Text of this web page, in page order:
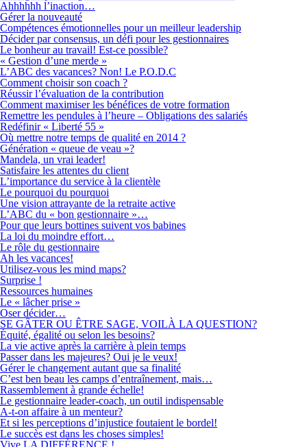
Ahhhhhh l’inaction…
Gérer la nouveauté
Compétences émotionnelles pour un meilleur leadership
Décider par consensus, un défi pour les gestionnaires
Le bonheur au travail! Est-ce possible?
« Gestion d’une merde »
L’ABC des vacances? Non! Le P.O.D.C
Comment choisir son coach ?
Réussir l’évaluation de la contribution
Comment maximiser les bénéfices de votre formation
Remettre les pendules à l’heure – Obligations des salariés
Redéfinir « Liberté 55 »
Où mettre notre temps de qualité en 2014 ?
Génération « queue de veau »?
Mandela, un vrai leader!
Satisfaire les attentes du client
L’importance du service à la clientèle
Le pourquoi du pourquoi
Une vision attrayante de la retraite active
L’ABC du « bon gestionnaire »…
Pour que leurs bottines suivent vos babines
La loi du moindre effort…
Le rôle du gestionnaire
Ah les vacances!
Utilisez-vous les mind maps?
Surprise !
Ressources humaines
Le « lâcher prise »
Oser décider…
SE GÂTER OU ÊTRE SAGE, VOILÀ LA QUESTION?
Équité, égalité ou selon les besoins?
La vie active après la carrière à plein temps
Passer dans les majeures? Oui je le veux!
Gérer le changement autant que sa finalité
C’est ben beau les camps d’entraînement, mais…
Rassemblement à grande échelle!
Le gestionnaire leader-coach, un outil indispensable
A-t-on affaire à un menteur?
Et si les perceptions d’injustice foutaient le bordel!
Le succès est dans les choses simples!
Vive LA DIFFÉRENCE !